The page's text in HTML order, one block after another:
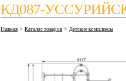
КД087-
Главная > Каталог товаров > Детские комплексы